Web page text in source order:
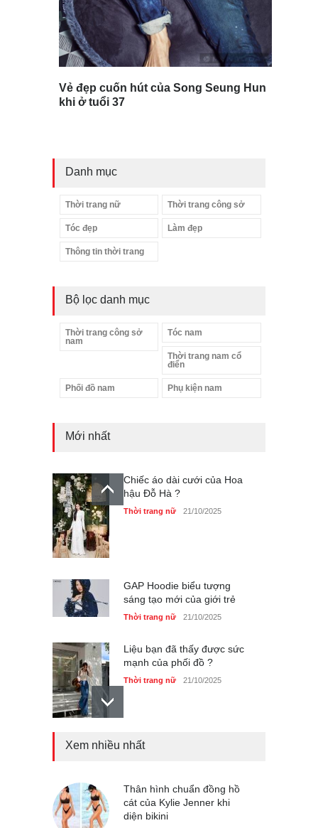
Vẻ đẹp cuốn hút của Song Seung Hun
khi ở tuổi 37
Danh mục
Thời trang nữ Thời trang công sở
Tóc đẹp Làm đẹp
Thông tin thời trang
Bộ lọc danh mục
Thời trang công sở
nam
Tóc nam
Thời trang nam cổ
điển
Phối đồ nam Phụ kiện nam
Mới nhất
Chiếc áo dài cưới của Hoa
GAP Hoodie biểu tượng
sáng tạo mới của giới trẻ
Thời trang nữ 21/10/2025
Dàn túi hiệu ‘ xịn sò’ của nữ
21/10/2025
Xem nhiều nhất
Thân hình chuẩn đồng hồ
cát của Kylie Jenner khi
diện bikini